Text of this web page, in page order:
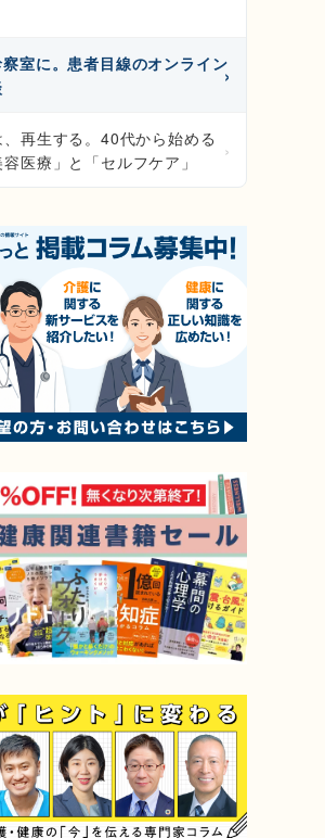
察室に。患者目線のオンライン
、再生する。40代から始める
容医療」と「セルフケア」